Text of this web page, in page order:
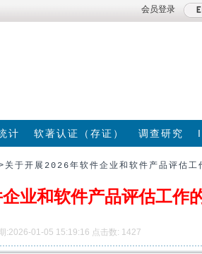
会员登录
计 软著认证（存证） 调查研究
关于开展2026年软件企业和软件产品评估工
业和软件产品评估工作
:2026-01-05 15:19:16 点击数: 1427